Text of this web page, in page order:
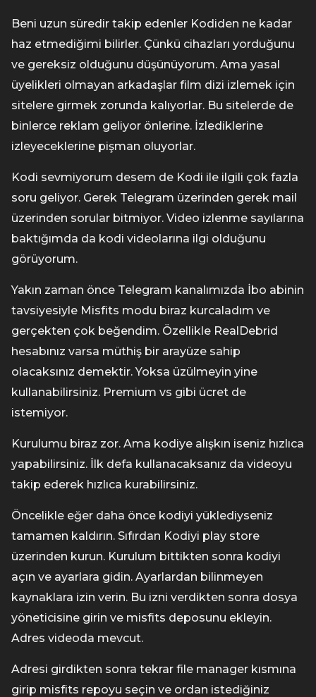
Beni uzun süredir takip edenler Kodiden ne kadar
haz etmediğimi bilirler. Çünkü cihazları yorduğunu
ve gereksiz olduğunu düşünüyorum. Ama yasal
üyelikleri olmayan arkadaşlar film dizi izlemek için
sitelere girmek zorunda kalıyorlar. Bu sitelerde de
binlerce reklam geliyor önlerine. İzlediklerine
izleyeceklerine pişman oluyorlar.
Kodi sevmiyorum desem de Kodi ile ilgili çok fazla
soru geliyor. Gerek Telegram üzerinden gerek mail
üzerinden sorular bitmiyor. Video izlenme sayılarına
baktığımda da kodi videolarına ilgi olduğunu
görüyorum.
Yakın zaman önce Telegram kanalımızda İbo abinin
tavsiyesiyle Misfits modu biraz kurcaladım ve
gerçekten çok beğendim. Özellikle RealDebrid
hesabınız varsa müthiş bir arayüze sahip
olacaksınız demektir. Yoksa üzülmeyin yine
kullanabilirsiniz. Premium vs gibi ücret de
istemiyor.
Kurulumu biraz zor. Ama kodiye alışkın iseniz hızlıca
yapabilirsiniz. İlk defa kullanacaksanız da videoyu
takip ederek hızlıca kurabilirsiniz.
Öncelikle eğer daha önce kodiyi yüklediyseniz
tamamen kaldırın. Sıfırdan Kodiyi play store
üzerinden kurun. Kurulum bittikten sonra kodiyi
açın ve ayarlara gidin. Ayarlardan bilinmeyen
kaynaklara izin verin. Bu izni verdikten sonra dosya
yöneticisine girin ve misfits deposunu ekleyin.
Adres videoda mevcut.
Adresi girdikten sonra tekrar file manager kısmına
girip misfits repoyu seçin ve ordan istediğiniz